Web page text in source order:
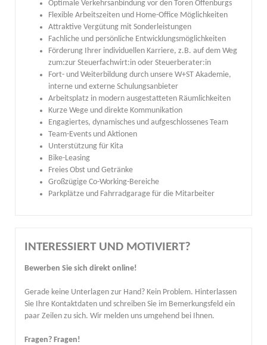
Optimale Verkehrsanbindung vor den Toren Offenburgs
Flexible Arbeitszeiten und Home-Office Möglichkeiten
Attraktive Vergütung mit Sonderleistungen
Fachliche und persönliche Entwicklungsmöglichkeiten
Förderung Ihrer individuellen Karriere, z.B. auf dem Weg
zum:zur Steuerfachwirt:in oder Steuerberater:in
Fort- und Weiterbildung durch unsere W+ST Akademie,
interne und externe Schulungsanbieter
Arbeitsplatz in modern ausgestatteten Räumlichkeiten
Kurze Wege und direkte Kommunikation
Engagiertes, dynamisches und aufgeschlossenes Team
Team-Events und Aktionen
Unterstützung für Kita
Bike-Leasing
Freies Obst und Getränke
Großzügige Co-Working-Bereiche
Parkplätze und Fahrradgarage für die Mitarbeiter
INTERESSIERT UND MOTIVIERT?
Bewerben Sie sich direkt online!
Gerade keine Unterlagen zur Hand? Kein Problem. Hinterlassen
Sie Ihre Kontaktdaten und schreiben Sie im Bemerkungsfeld ein
paar Zeilen zu sich. Wir melden uns umgehend bei Ihnen.
Fragen? Fragen!